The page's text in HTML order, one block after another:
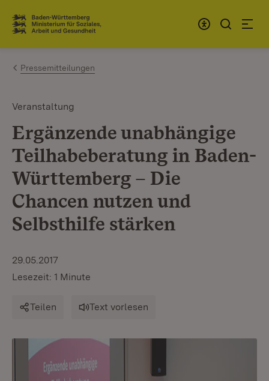
Zum Inhalt springen
Link zur Startseite
Pressemitteilungen
Veranstaltung
Ergänzende unabhängige
Teilhabeberatung in Baden-
Württemberg – Die
Chancen nutzen und
Selbsthilfe stärken
29.05.2017
Lesezeit: 1 Minute
Teilen Text vorlesen